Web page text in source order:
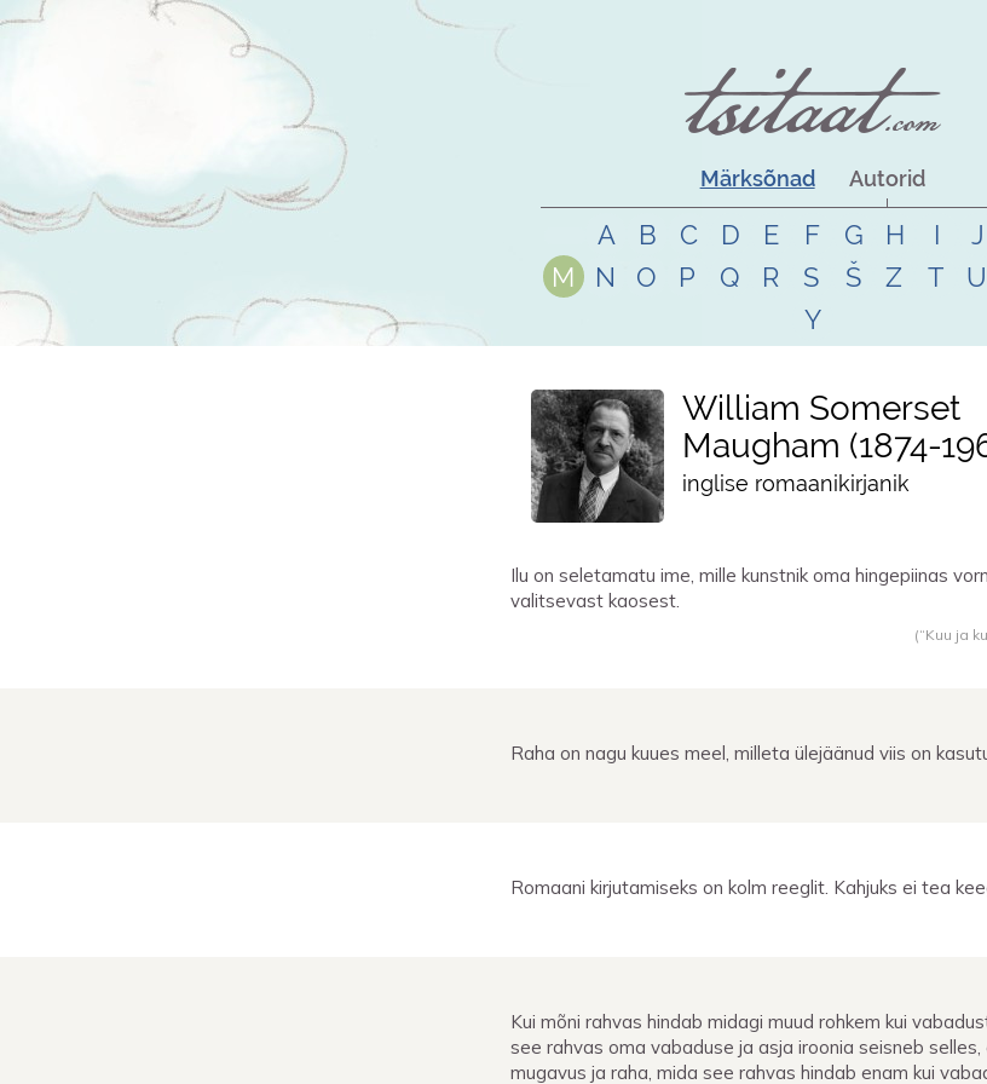
Märksõnad Autorid
A B C D E F G H I J
M
N O P Q R S Š Z T U
Y
William Somerset
Maugham 1874-
inglise romaanikirjanik
Ilu on seletamatu ime, mille kunstnik oma hingepiinas
valitsevast kaosest.
(“Kuu ja
Raha on nagu kuues meel, milleta ülejäänud viis on
Romaani kirjutamiseks on kolm reeglit. Kahjuks ei tea
Kui mõni rahvas hindab midagi muud rohkem kui
see rahvas oma vabaduse ja asja iroonia seisneb selles,
mugavus ja raha, mida see rahvas hindab enam kui